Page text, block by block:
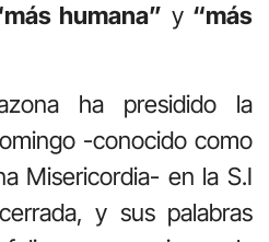
humana” y “más
ha presidido la
-conocido como
Misericordia- en la S.I
y sus palabras